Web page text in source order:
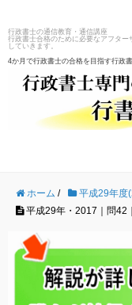
行政書士の通信教育・通信講座
行政書士合格のために必要なアフタ
していきます。
4か月で行政書士の合格を目指す行政
ホーム / 平成29年度
平成29年・2017｜問42